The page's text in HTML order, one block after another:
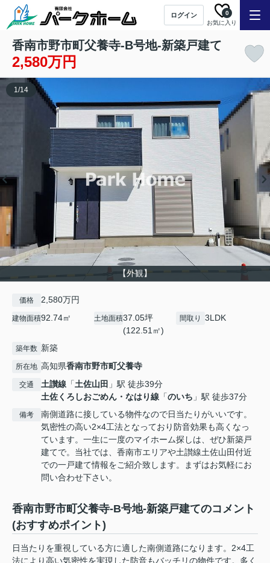
ログイン
お気に入り
0
香南市野市町父養寺-B号地-新築戸建て
2,580万円
【外観】
1/14
価格 2,580万円
建物面積92.74㎡ 土地面積37.05坪
(122.51㎡)
間取り 3LDK
築年数 新築
所在地 高知県香南市野市町父養寺
交通 土讃線 「土佐山田 」駅 徒歩39分
土佐くろしおごめん・なはり線 「のいち 」駅 徒歩37分
備考
南側道路に接している物件なので日当たりがいいです。
気密性の高い2×4工法となっており防音効果も高くなっ
ています。一生に一度のマイホーム探しは、ぜひ新築戸
建てで。当社では、香南市エリアや土讃線土佐山田付近
での一戸建て情報をご紹介致します。まずはお気軽にお
問い合わせ下さい。
香南市野市町父養寺-B号地-新築戸建てのコメント
(おすすめポイント)
日当たりを重視している方に適した南側道路になります。2×4工
法により高い気密性を実現した防音もバッチリの物件です。多く